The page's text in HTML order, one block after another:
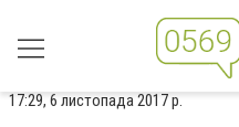
17:29, 6 листопада 2017 р.